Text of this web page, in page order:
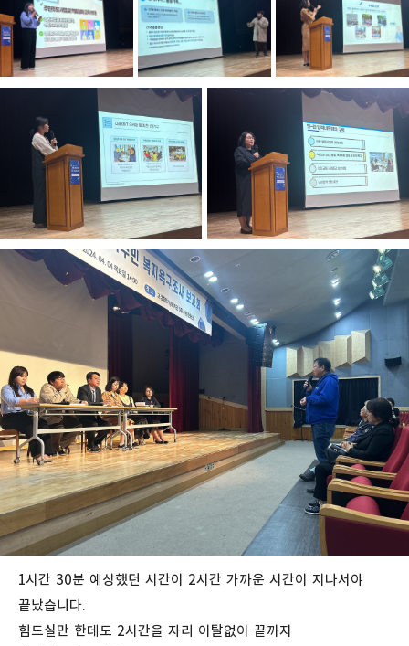
1시간 30분 예상했던 시간이 2시간 가까운 시간이 지나서야
끝났습니다.
힘드실만 한데도 2시간을 자리 이탈없이 끝까지